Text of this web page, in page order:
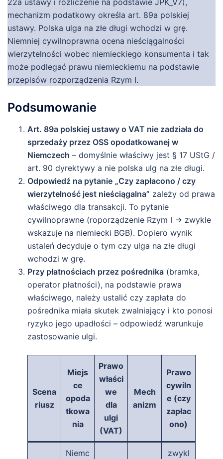
22a ustawy i rozliczenie na podstawie JPK_V7),
mechanizm podatkowy określa art. 89a polskiej
ustawy. Polska ulga na złe długi wchodzi w grę.
Niemniej cywilnoprawna ocena nieściągalności
wierzytelności wobec niemieckiego konsumenta i tak
może podlegać prawu niemieckiemu na podstawie
przepisów rozporządzenia Rzym I.
Podsumowanie
Art. 89a polskiej ustawy o VAT nie zadziała do
sprzedaży przez OSS opodatkowanej w
Niemczech – domyślnie właściwy jest § 17 UStG /
art. 90 dyrektywy a nie polska ulg na złe długi.
Odpowiedź na pytanie „Czy zapłacono / czy
wierzytelność jest nieściągalna” zależy od prawa
właściwego dla transakcji. To pytanie
cywilnoprawne (roporządzenie Rzym I → zwykle
wskazuje na niemiecki BGB). Dopiero wynik
ustaleń decyduje o tym czy ulga na złe długi
wchodzi w grę.
Przy płatnościach przez pośrednika (bramka,
operator płatności), na podstawie prawa
właściwego, należy ustalić czy zapłata do
pośrednika miała skutek zwalniający i kto ponosi
ryzyko jego upadłości – odpowiedź warunkuje
zastosowanie ulgi.
Scena
riusz
Miejs
ce
opoda
tkowa
nia
Prawo
właści
we
dla
ulgi
(VAT)
Mech
anizm
Prawo
cywiln
e (czy
zapłac
ono)
Niemc
zwykl